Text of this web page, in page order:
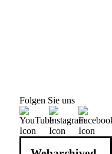
Folgen Sie uns